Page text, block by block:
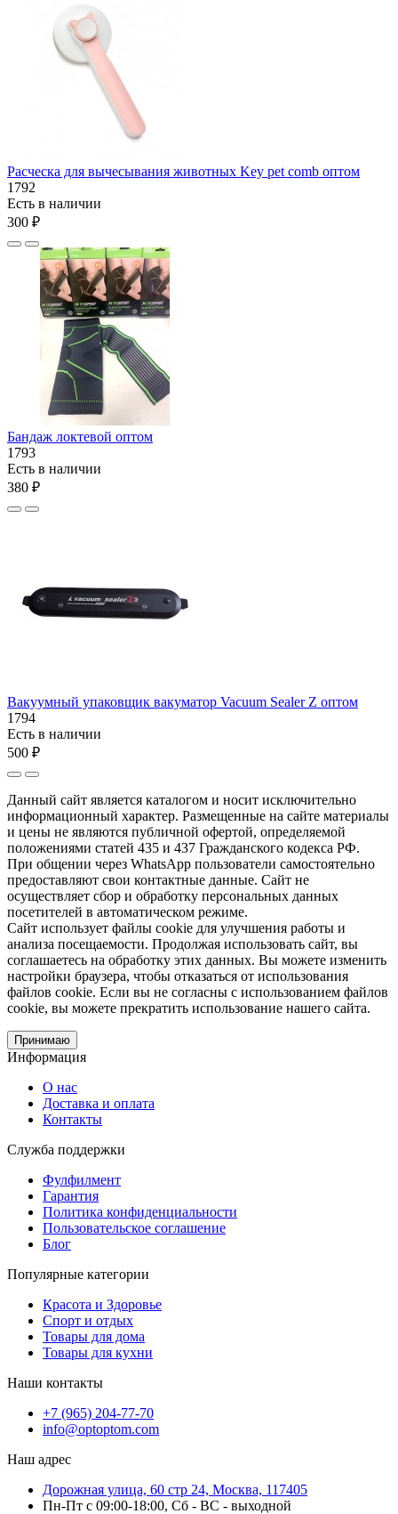
Расческа для вычесывания животных Key pet comb оптом
1792
Есть в наличии
300 ₽
Бандаж локтевой оптом
1793
Есть в наличии
380 ₽
Вакуумный упаковщик вакуматор Vacuum Sealer Z оптом
1794
Есть в наличии
500 ₽
Данный сайт является каталогом и носит исключительно
информационный характер. Размещенные на сайте материалы
и цены не являются публичной офертой, определяемой
положениями статей 435 и 437 Гражданского кодекса РФ.
При общении через WhatsApp пользователи самостоятельно
предоставляют свои контактные данные. Сайт не
осуществляет сбор и обработку персональных данных
посетителей в автоматическом режиме.
Сайт использует файлы cookie для улучшения работы и
анализа посещаемости. Продолжая использовать сайт, вы
соглашаетесь на обработку этих данных. Вы можете изменить
настройки браузера, чтобы отказаться от использования
файлов cookie. Если вы не согласны с использованием файлов
cookie, вы можете прекратить использование нашего сайта.
Принимаю
Информация
О нас
Доставка и оплата
Контакты
Служба поддержки
Фулфилмент
Гарантия
Политика конфиденциальности
Пользовательское соглашение
Блог
Популярные категории
Красота и Здоровье
Спорт и отдых
Товары для дома
Товары для кухни
Наши контакты
+7 (965) 204-77-70
info@optoptom.com
Наш адрес
Дорожная улица, 60 стр 24, Москва, 117405
Пн-Пт с 09:00-18:00, Сб - ВС - выходной